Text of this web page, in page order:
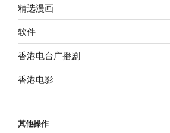
精选漫画
软件
香港电台广播剧
香港电影
其他操作